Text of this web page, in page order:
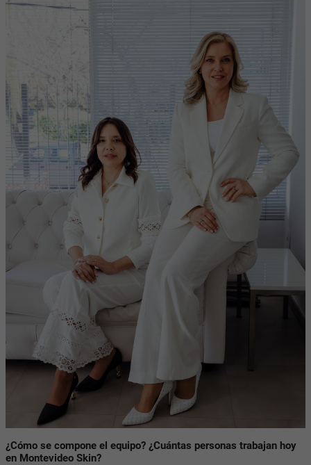
¿Cómo se compone el equipo? ¿Cuántas personas trabajan hoy
en Montevideo Skin?